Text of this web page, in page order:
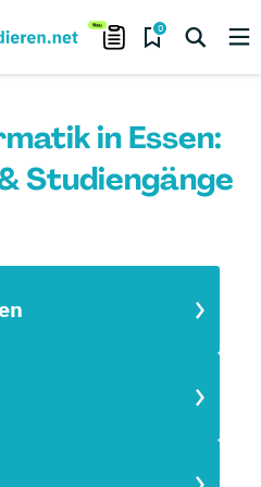
0
in Essen:
Studiengänge